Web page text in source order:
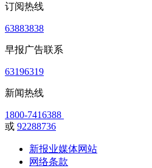
订阅热线
63883838
早报广告联系
63196319
新闻热线
1800-7416388
或 92288736
新报业媒体网站
网络条款